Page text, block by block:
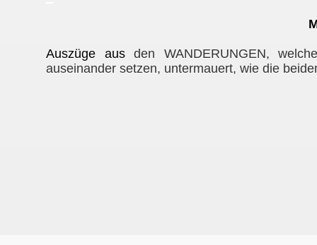
Auszüge ausden WANDERUNGEN,
auseinander setzen, untermauert, wie die